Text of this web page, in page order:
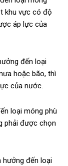
khu vực có độ
áp lực của
đến loại
hoặc bão, thì
của nước.
loại móng phù
phải được chọn
hưởng đến loại